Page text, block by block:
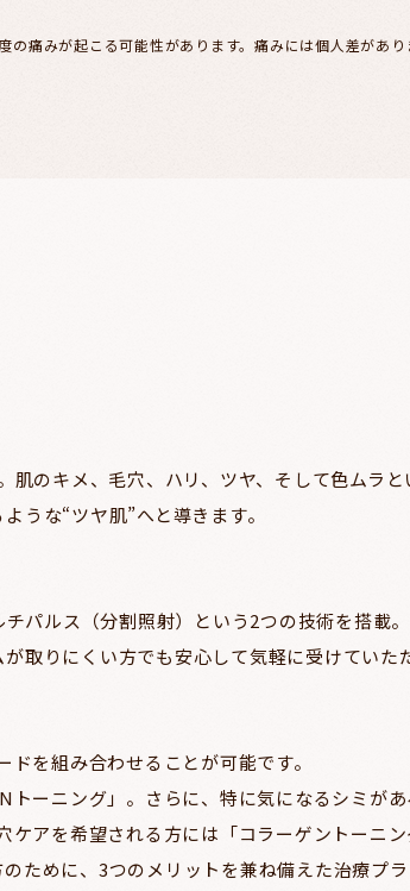
痛みが起こる可能性があります。痛みには個人差があり
のキメ、毛穴、ハリ、ツヤ、そして色ムラ
うな“ツヤ肌”へと導きます。
パルス（分割照射）という2つの技術を搭載
取りにくい方でも安心して気軽に受けていた
を組み合わせることが可能です。
ーニング」。さらに、特に気になるシミが
アを希望される方には「コラーゲントーニ
ために、3つのメリットを兼ね備えた治療プ